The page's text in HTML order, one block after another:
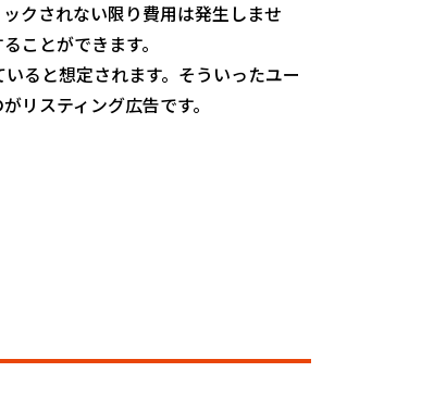
クされない限り費用は発生しませ
ことができます。
ると想定されます。そういったユー
リスティング広告です。